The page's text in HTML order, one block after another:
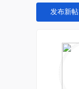
发布新帖